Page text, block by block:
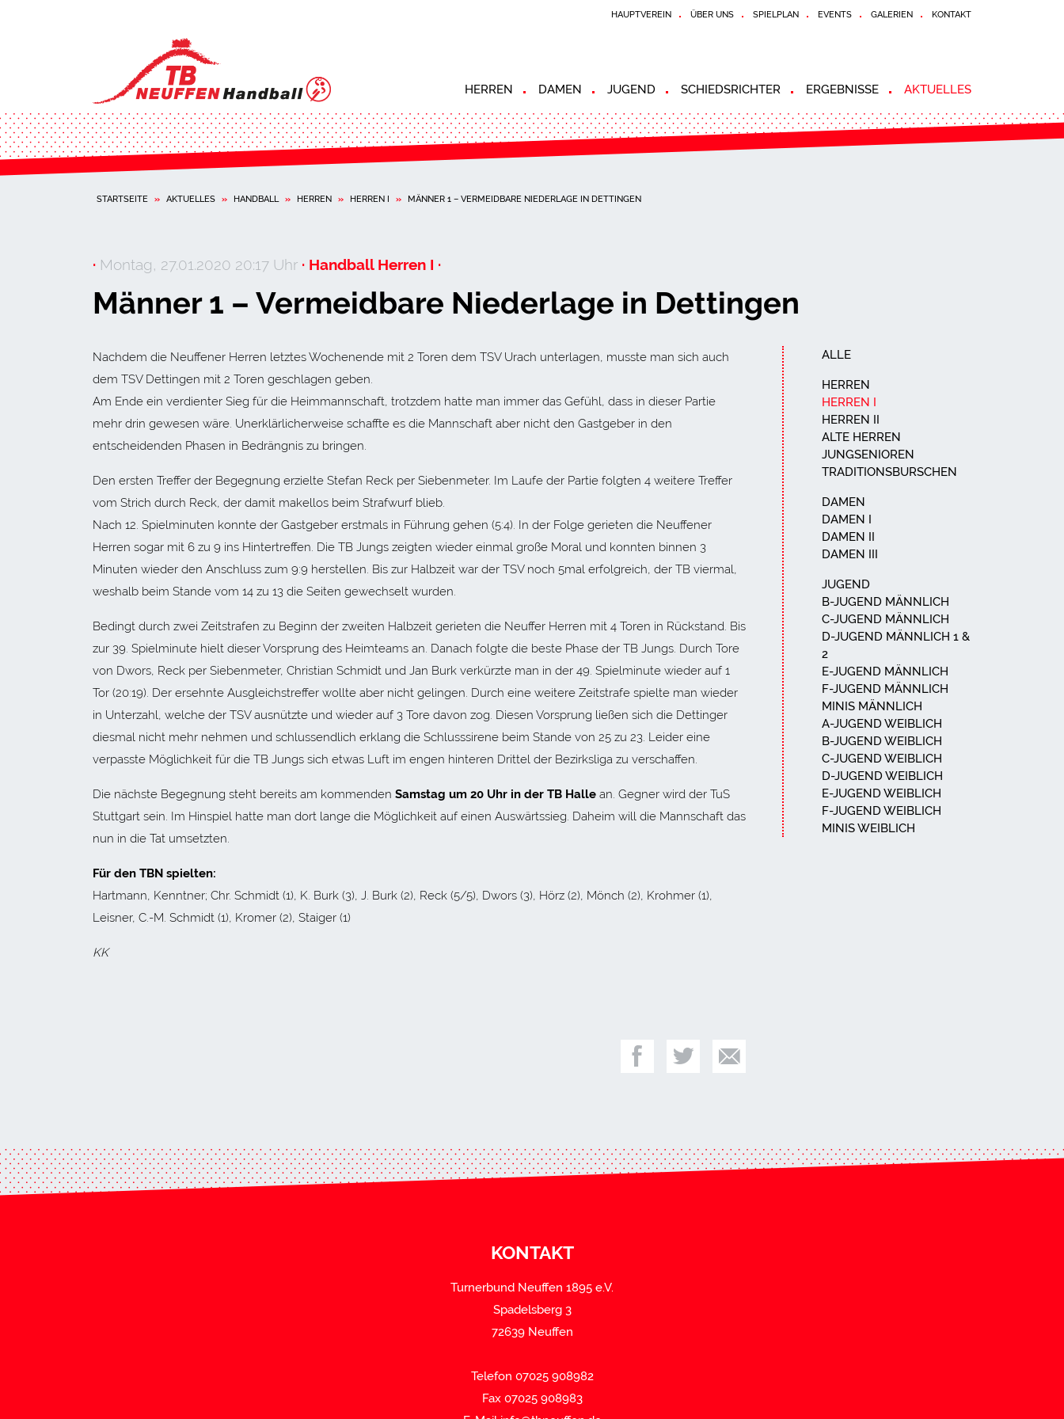
HAUPTVEREIN ÜBER UNS SPIELPLAN EVENTS GALERIEN KONTAKT
HERREN DAMEN JUGEND SCHIEDSRICHTER ERGEBNISSE AKTUELLES
STARTSEITE » AKTUELLES » HANDBALL » HERREN » HERREN I » MÄNNER 1 – VERMEIDBARE NIEDERLAGE IN DETTINGEN
· Montag, 27.01.2020 20:17 Uhr · Handball Herren I ·
Männer 1 – Vermeidbare Niederlage in Dettingen
Nachdem die Neuffener Herren letztes Wochenende mit 2 Toren dem TSV Urach unterlagen, musste man sich auch
dem TSV Dettingen mit 2 Toren geschlagen geben.
Am Ende ein verdienter Sieg für die Heimmannschaft, trotzdem hatte man immer das Gefühl, dass in dieser Partie
mehr drin gewesen wäre. Unerklärlicherweise schaffte es die Mannschaft aber nicht den Gastgeber in den
entscheidenden Phasen in Bedrängnis zu bringen.
Den ersten Treffer der Begegnung erzielte Stefan Reck per Siebenmeter. Im Laufe der Partie folgten 4 weitere Treffer
vom Strich durch Reck, der damit makellos beim Strafwurf blieb.
Nach 12. Spielminuten konnte der Gastgeber erstmals in Führung gehen (5:4). In der Folge gerieten die Neuffener
Herren sogar mit 6 zu 9 ins Hintertreffen. Die TB Jungs zeigten wieder einmal große Moral und konnten binnen 3
Minuten wieder den Anschluss zum 9:9 herstellen. Bis zur Halbzeit war der TSV noch 5mal erfolgreich, der TB viermal,
weshalb beim Stande vom 14 zu 13 die Seiten gewechselt wurden.
Bedingt durch zwei Zeitstrafen zu Beginn der zweiten Halbzeit gerieten die Neuffer Herren mit 4 Toren in Rückstand. Bis
zur 39. Spielminute hielt dieser Vorsprung des Heimteams an. Danach folgte die beste Phase der TB Jungs. Durch Tore
von Dwors, Reck per Siebenmeter, Christian Schmidt und Jan Burk verkürzte man in der 49. Spielminute wieder auf 1
Tor (20:19). Der ersehnte Ausgleichstreffer wollte aber nicht gelingen. Durch eine weitere Zeitstrafe spielte man wieder
in Unterzahl, welche der TSV ausnützte und wieder auf 3 Tore davon zog. Diesen Vorsprung ließen sich die Dettinger
diesmal nicht mehr nehmen und schlussendlich erklang die Schlusssirene beim Stande von 25 zu 23. Leider eine
verpasste Möglichkeit für die TB Jungs sich etwas Luft im engen hinteren Drittel der Bezirksliga zu verschaffen.
Die nächste Begegnung steht bereits am kommenden Samstag um 20 Uhr in der TB Halle an. Gegner wird der TuS
Stuttgart sein. Im Hinspiel hatte man dort lange die Möglichkeit auf einen Auswärtssieg. Daheim will die Mannschaft das
nun in die Tat umsetzten.
Für den TBN spielten:
Hartmann, Kenntner; Chr. Schmidt (1), K. Burk (3), J. Burk (2), Reck (5/5), Dwors (3), Hörz (2), Mönch (2), Krohmer (1),
Leisner, C.-M. Schmidt (1), Kromer (2), Staiger (1)
KK
ALLE
HERREN
HERREN I
HERREN II
ALTE HERREN
JUNGSENIOREN
TRADITIONSBURSCHEN
DAMEN
DAMEN I
DAMEN II
DAMEN III
JUGEND
B-JUGEND MÄNNLICH
C-JUGEND MÄNNLICH
D-JUGEND MÄNNLICH 1 &
2
E-JUGEND MÄNNLICH
F-JUGEND MÄNNLICH
MINIS MÄNNLICH
A-JUGEND WEIBLICH
B-JUGEND WEIBLICH
C-JUGEND WEIBLICH
D-JUGEND WEIBLICH
E-JUGEND WEIBLICH
F-JUGEND WEIBLICH
MINIS WEIBLICH
KONTAKT
Turnerbund Neuffen 1895 e.V.
Spadelsberg 3
72639 Neuffen
Telefon 07025 908982
Fax 07025 908983